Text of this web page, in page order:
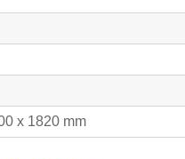
x 1820 mm